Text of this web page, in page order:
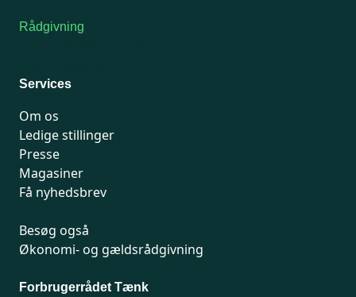
Rådgivning
Services
Om os
Ledige stillinger
Presse
Magasiner
Få nyhedsbrev
Besøg også
Økonomi- og gældsrådgivning
Forbrugerrådet Tænk